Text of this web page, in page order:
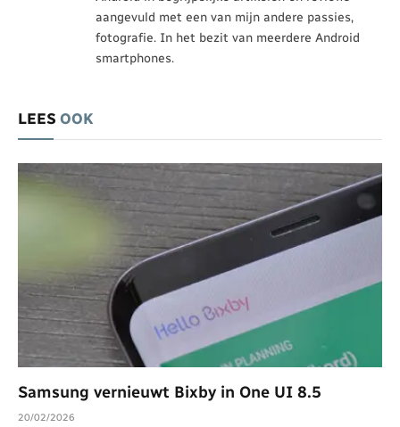
aangevuld met een van mijn andere passies,
fotografie. In het bezit van meerdere Android
smartphones.
LEES OOK
Samsung vernieuwt Bixby in One UI 8.5
20/02/2026